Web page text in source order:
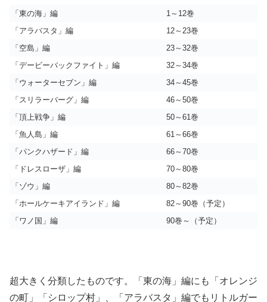
「東の海」編
1～12巻
「アラバスタ」編
12～23巻
「空島」編
23～32巻
「デービーバックファイト」編
32～34巻
「ウォーターセブン」編
34～45巻
「スリラーバーグ」編
46～50巻
「頂上戦争」編
50～61巻
「魚人島」編
61～66巻
「パンクハザード」編
66～70巻
「ドレスローザ」編
70～80巻
「ゾウ」編
80～82巻
「ホールケーキアイランド」編
82～90巻（予定）
「ワノ国」編
90巻～（予定）
超大きく分類したものです。「東の海」編にも「オレンジ
の町」「シロップ村」、「アラバスタ」編でもリトルガー